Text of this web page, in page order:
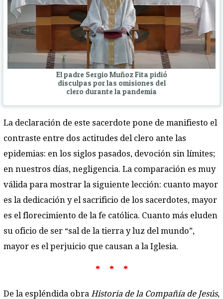
El padre Sergio Muñoz Fita pidió
disculpas por las omisiones del
clero durante la pandemia
La declaración de este sacerdote pone de manifiesto el
contraste entre dos actitudes del clero ante las
epidemias: en los siglos pasados, devoción sin límites;
en nuestros días, negligencia. La comparación es muy
válida para mostrar la siguiente lección: cuanto mayor
es la dedicación y el sacrificio de los sacerdotes, mayor
es el florecimiento de la fe católica. Cuanto más eluden
su oficio de ser “sal de la tierra y luz del mundo”,
mayor es el perjuicio que causan a la Iglesia.
* * *
De la espléndida obra Historia de la Compañía de Jesús,